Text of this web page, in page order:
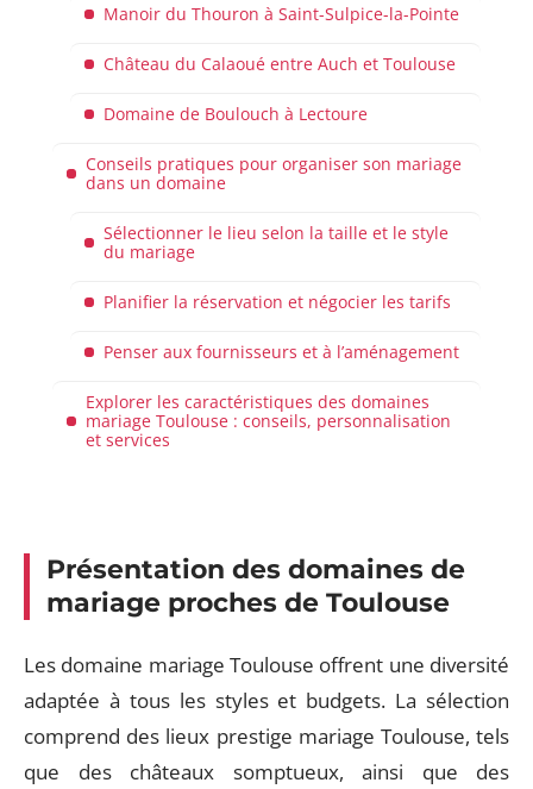
Manoir du Thouron à Saint-Sulpice-la-Pointe
Château du Calaoué entre Auch et Toulouse
Domaine de Boulouch à Lectoure
Conseils pratiques pour organiser son mariage
dans un domaine
Sélectionner le lieu selon la taille et le style
du mariage
Planifier la réservation et négocier les tarifs
Penser aux fournisseurs et à l’aménagement
Explorer les caractéristiques des domaines
mariage Toulouse : conseils, personnalisation
et services
Présentation des domaines de
mariage proches de Toulouse
Les domaine mariage Toulouse offrent une diversité
adaptée à tous les styles et budgets. La sélection
comprend des lieux prestige mariage Toulouse, tels
que des châteaux somptueux, ainsi que des